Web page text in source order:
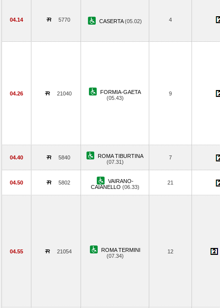
04.14 5770 CASERTA(05.02) 4
04.26 21040
FORMIA-GAETA
(05.43)
9
04.40 5840
ROMA TIBURTINA
(07.31)
7
04.50 5802
VAIRANO-
CAIANELLO (06.33)
21
04.55 21054
ROMA TERMINI
(07.34)
12